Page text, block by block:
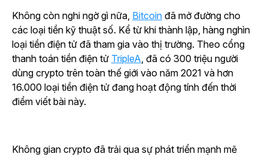
Không còn nghi ngờ gì nữa, Bitcoin đã mở đường cho
các loại tiền kỹ thuật số. Kể từ khi thành lập, hàng nghìn
loại tiền điện tử đã tham gia vào thị trường. Theo cổng
thanh toán tiền điện tử TripleA, đã có 300 triệu người
dùng crypto trên toàn thế giới vào năm 2021 và hơn
16.000 loại tiền điện tử đang hoạt động tính đến thời
điểm viết bài này.
Không gian crypto đã trải qua sự phát triển mạnh mẽ